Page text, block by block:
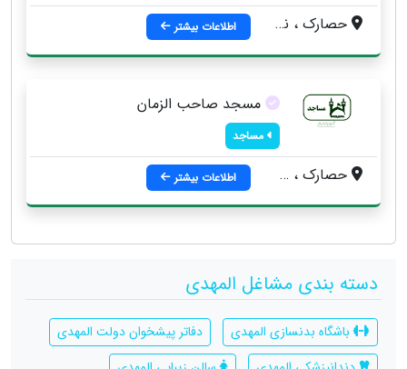
حصارک ، نبش خیابان المهدی اطلاعات بیشتر
مسجد صاحب الزمان
مساجد
حصارک ، خیابان المهدی ، نبش هشت متری اول اطلاعات بیشتر
دسته بندی مشاغل المهدی
باشگاه بدنسازی المهدی
دفاتر پیشخوان دولت المهدی